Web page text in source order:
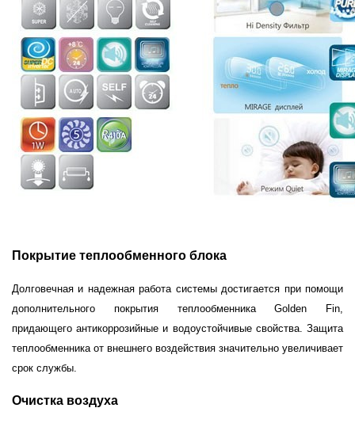
Покрытие теплообменного блока
Долговечная и надежная работа системы достигается при помощи
дополнительного покрытия теплообменника Golden Fin,
придающего антикоррозийные и водоустойчивые свойства. Защита
теплообменника от внешнего воздействия значительно увеличивает
срок службы.
Очистка воздуха